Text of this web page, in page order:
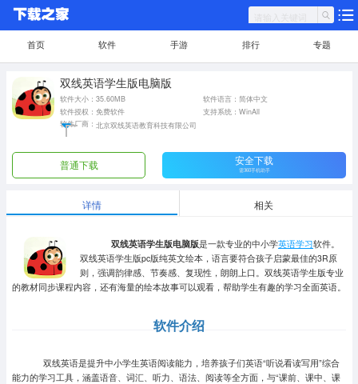
首页 软件 手游 排行 专题
双线英语学生版电脑版
软件大小：35.60MB
软件语言：简体中文
软件授权：免费软件
支持系统：WinAll
软件厂商： 北京双线英语教育科技有限公司
普通下载 安全下载
需360手机助手
详情 相关
双线英语学生版电脑版是一款专业的中小学英语学习软件。
双线英语学生版pc版纯英文绘本，语言要符合孩子启蒙最佳的3R原
则，强调韵律感、节奏感、复现性，朗朗上口。双线英语学生版专业
的教材同步课程内容，还有海量的绘本故事可以观看，帮助学生有趣的学习全面英语。
软件介绍
双线英语是提升中小学生英语阅读能力，培养孩子们英语“听说看读写用”综合
能力的学习工具，涵盖语音、词汇、听力、语法、阅读等全方面，与“课前、课中、课